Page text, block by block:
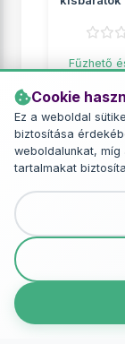
Cookie
Ez a weboldal
biztosítása
weboldalunkat,
tartalmakat
Fűzhető
2 049 Ft